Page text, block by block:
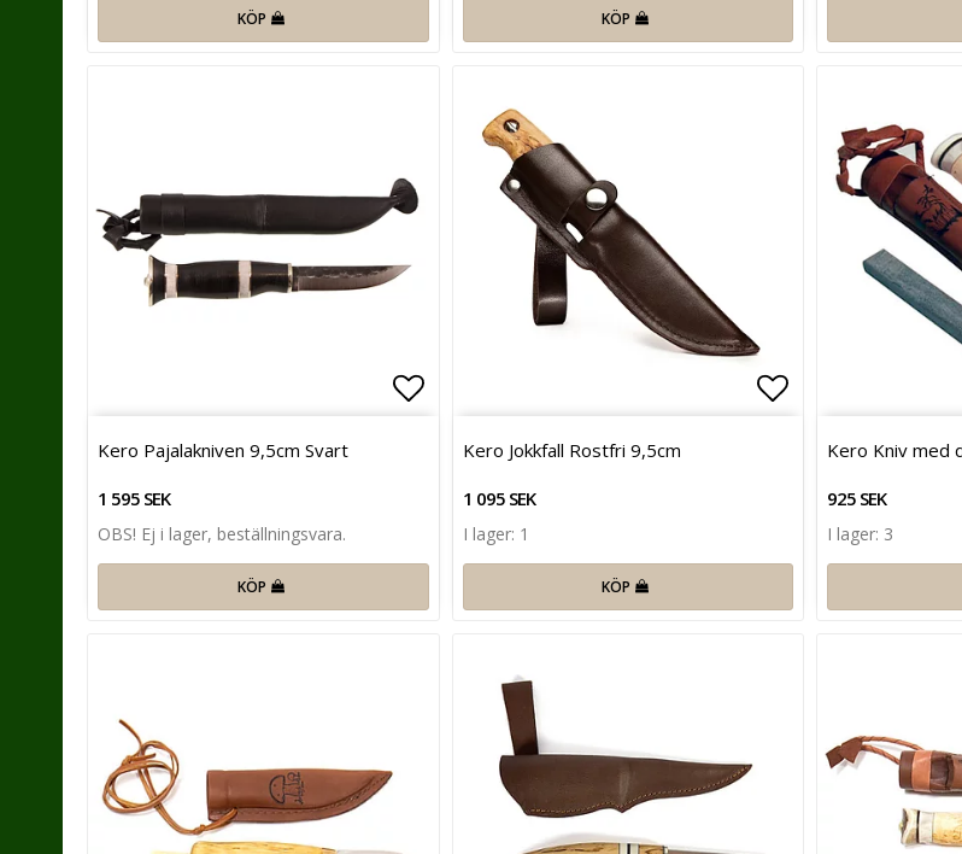
KÖP KÖP
Lägg till i favoritlistan
Kero Pajalakniven 9,5cm Svart
1 595 SEK
OBS! Ej i lager, beställningsvara.
KÖP
Lägg till i
Kero Jokkfall Rostfri 9,5cm
1 095 SEK
I lager: 1
KÖP
Kero Kniv med
925 SEK
I lager: 3